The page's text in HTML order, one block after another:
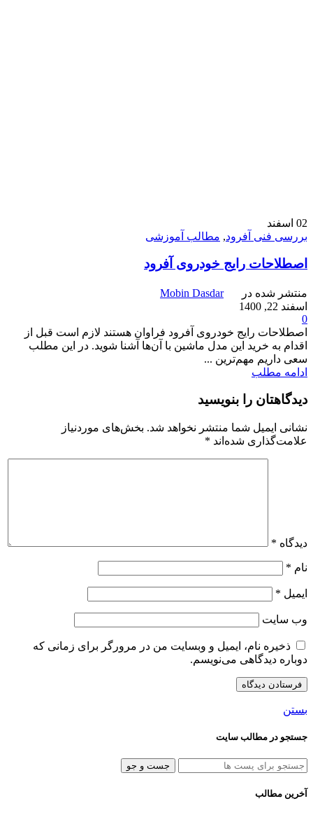
02 اسفند
بررسی فنی آفرود, مطالب آموزشی
اصطلاحات رایج خودرو‌ی آفرود
منتشر شده در
Mobin Dasdar
اسفند 22, 1400
0
اصطلاحات رایج خودروی آفرود فراوان هستند لازم است قبل از
اقدام به خرید این مدل ماشین با آن‌ها آشنا شوید. در این مطلب
سعی داریم مهم‌ترین ...
ادامه مطلب
دیدگاهتان را بنویسید
نشانی ایمیل شما منتشر نخواهد شد. بخش‌های موردنیاز
علامت‌گذاری شده‌اند *
دیدگاه *
نام *
ایمیل *
وب‌ سایت
ذخیره نام، ایمیل و وبسایت من در مرورگر برای زمانی که
دوباره دیدگاهی می‌نویسم.
بستن
جستجو در مطالب سایت
جست و جو
آخرین مطالب